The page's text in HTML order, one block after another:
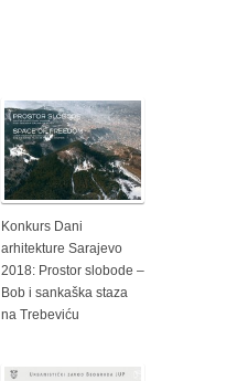
Konkurs Dani
arhitekture Sarajevo
2018: Prostor slobode –
Bob i sankaška staza
na Trebeviću